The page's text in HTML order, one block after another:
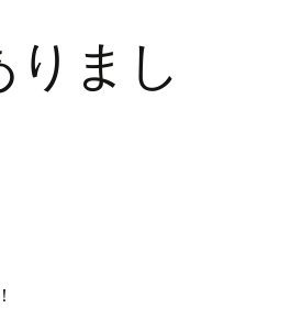
まし